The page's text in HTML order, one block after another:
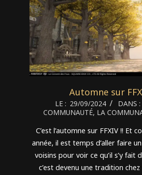
Automne sur
29
LE : 29/09/2024 DANS :
COMMUNAUTÉ, LA
C’est l’automne sur FFXIV !! Et
année, il est temps d’aller faire
voisins pour voir ce qu’il s’y fait
c’est devenu une tradition chez